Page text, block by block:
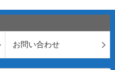
お問い合わせ